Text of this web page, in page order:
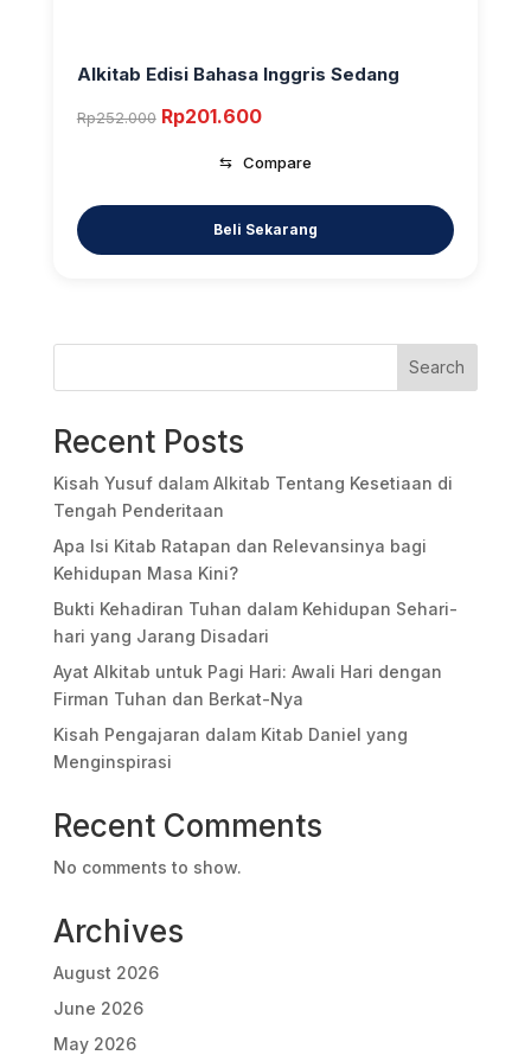
Alkitab Edisi Bahasa Inggris Sedang
Rp252.000 Original
Rp252.000.
Rp201.600Current
is:
Rp201.600.
⇆ Compare
Search
Recent Posts
Kisah Yusuf dalam Alkitab Tentang Kesetiaan di
Tengah Penderitaan
Apa Isi Kitab Ratapan dan Relevansinya bagi
Kehidupan Masa Kini?
Bukti Kehadiran Tuhan dalam Kehidupan Sehari-
hari yang Jarang Disadari
Ayat Alkitab untuk Pagi Hari: Awali Hari dengan
Firman Tuhan dan Berkat-Nya
Kisah Pengajaran dalam Kitab Daniel yang
Menginspirasi
Recent Comments
No comments to show.
Archives
August 2026
June 2026
May 2026